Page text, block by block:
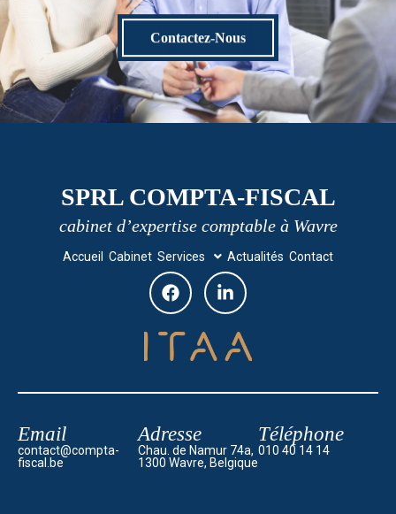
Contactez-Nous
SPRL COMPTA-FISCAL
cabinet d’expertise comptable à Wavre
Accueil Cabinet Services Actualités Contact
Email
contact@compta-
fiscal.be
Adresse
Chau. de Namur 74a,
1300 Wavre, Belgique
Téléphone
010 40 14 14